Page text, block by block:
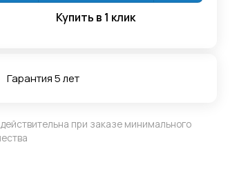
Купить в 1 клик
Гарантия 5 лет
при заказе минимального